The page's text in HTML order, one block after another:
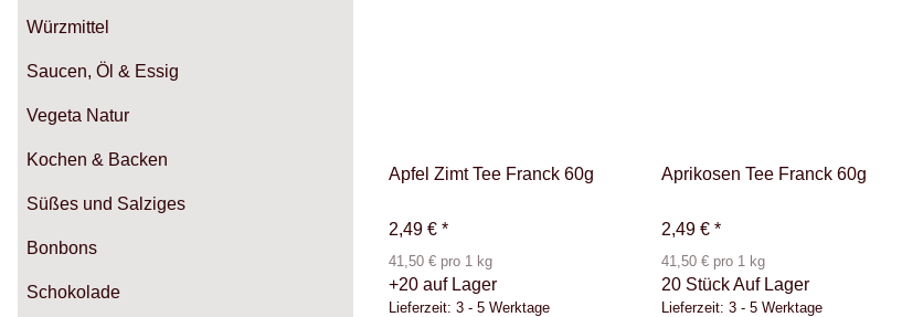
Apfel Zimt Tee Franck 60g
2,49 € *
41,50 € pro 1 kg
+20 auf Lager
Lieferzeit: 3 - 5 Werktage
Aprikosen Tee Franck 60g
2,49 € *
41,50 € pro 1 kg
20 Stück Auf Lager
Lieferzeit: 3 - 5 Werktage
Würzmittel
Saucen, Öl & Essig
Vegeta Natur
Kochen & Backen
Süßes und Salziges
Bonbons
Schokolade